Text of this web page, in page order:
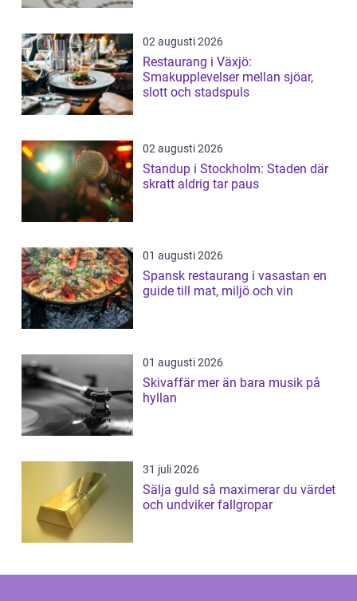
02 augusti 2026
Restaurang i Växjö:
Smakupplevelser mellan sjöar,
slott och stadspuls
02 augusti 2026
Standup i Stockholm: Staden där
skratt aldrig tar paus
01 augusti 2026
Spansk restaurang i vasastan en
guide till mat, miljö och vin
01 augusti 2026
Skivaffär mer än bara musik på
hyllan
31 juli 2026
Sälja guld så maximerar du värdet
och undviker fallgropar